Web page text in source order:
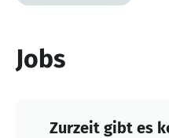
Jobs
Zurzeit gibt es